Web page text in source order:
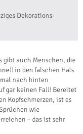
Dekorations-
gibt auch Menschen, die
in den falschen Hals
nach hinten
gar keinen Fall! Bereitet
Kopfschmerzen, ist es
wie
– das ist sehr